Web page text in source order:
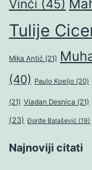
Vinči (45)
Tulije
Mika Antić (21)
(40) Paulo Koeljo (20)
(21) Vladan Desnica (21)
(23) Đorđe Balašević (19)
Najnoviji citati